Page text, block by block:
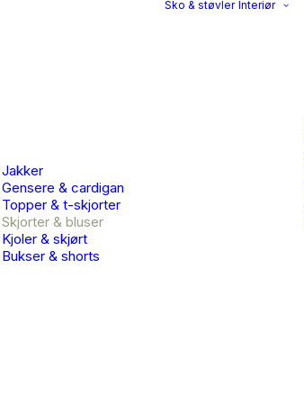
Jakker
Gensere & cardigan
Topper & t-skjorter
Skjorter & bluser
Kjoler & skjørt
Bukser & shorts
Sko & støvler Interiør